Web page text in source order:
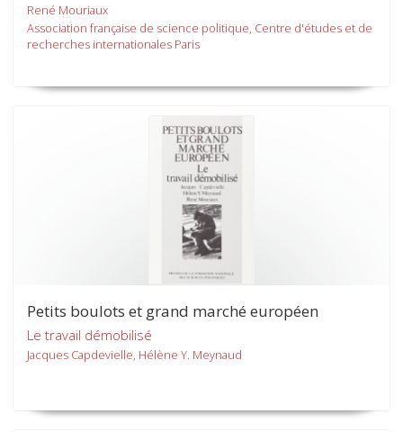
René Mouriaux
Association française de science politique, Centre d'études et de
recherches internationales Paris
Petits boulots et grand marché européen
Le travail démobilisé
Jacques Capdevielle, Hélène Y. Meynaud